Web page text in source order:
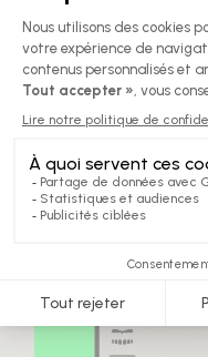
Les
communes
EXPLORER